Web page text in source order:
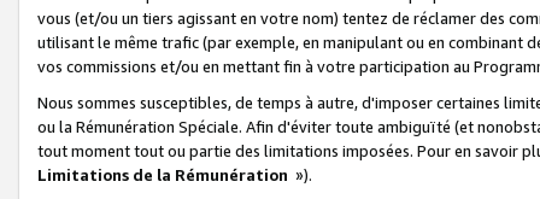
vous (et/ou un tiers agissant en votre nom) tentez de réclamer des
utilisant le même trafic (par exemple, en manipulant ou en combinant
vos commissions et/ou en mettant fin à votre participation au
Nous sommes susceptibles, de temps à autre, d'imposer certaines
ou la Rémunération Spéciale. Afin d'éviter toute ambiguïté (et
tout moment tout ou partie des limitations imposées. Pour en savoir
Limitations de la Rémunération »).